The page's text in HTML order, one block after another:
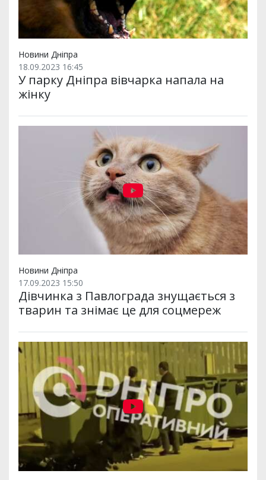
Новини Дніпра
18.09.2023 16:45
У парку Дніпра вівчарка напала на
жінку
Новини Дніпра
17.09.2023 15:50
Дівчинка з Павлограда знущається з
тварин та знімає це для соцмереж